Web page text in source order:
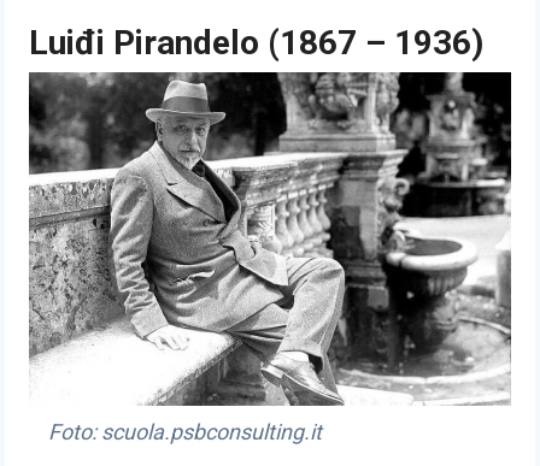
Luiđi Pirandelo (1867 – 1936)
Foto: scuola.psbconsulting.it